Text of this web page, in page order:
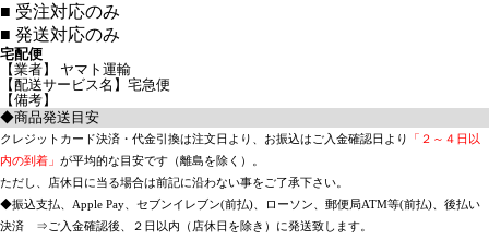
■ 受注対応のみ
■ 発送対応のみ
宅配便
【業者】 ヤマト運輸
【配送サービス名】宅急便
【備考】
◆商品発送目安
クレジットカード決済・代金引換は注文日より、お振込はご入金確認日より
「２～４日以
内の到着」 が平均的な目安です（離島を除く）。
ただし、店休日に当る場合は前記に沿わない事をご了承下さい。
◆振込支払、Apple Pay、セブンイレブン(前払)、ローソン、郵便局ATM等(前払)、後払い
決済 ⇒ご入金確認後、２日以内（店休日を除き）に発送致します。